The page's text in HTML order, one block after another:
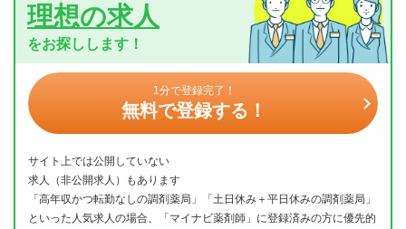
理想の求人
をお探しします！
1分で登録完了！
無料で登録する！
サイト上では公開していない
求人（非公開求人）もあります
「高年収かつ転勤なしの調剤薬局」「土日休み＋平日休みの調剤薬局」
といった人気求人の場合、「マイナビ薬剤師」に登録済みの方に優先的